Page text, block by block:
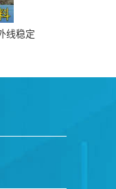
线稳定